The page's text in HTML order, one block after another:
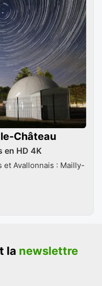
Château
en HD 4K
et Avallonnais : Mailly-
la newslettre